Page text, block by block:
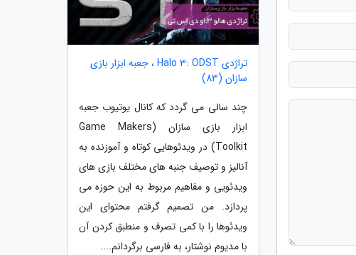
تراژدی Halo 3: ODST ، جعبه ابزار بازی
سازان (83)
چند سالی می گردد که کانال یوتیوب جعبه
ابزار بازی سازان (Game Makers
Toolkit) در ویدئوهایی کوتاه و آموزنده به
آنالیز و توصیف جنبه های مختلف بازی های
ویدئویی و مفاهیم مربوط به این حوزه می
پردازد. من تصمیم گرفتم محتوای این
ویدئوها را با کمی تصرف و منطبق کردن آن
با مدیوم نوشتار، به فارسی برگردانم....